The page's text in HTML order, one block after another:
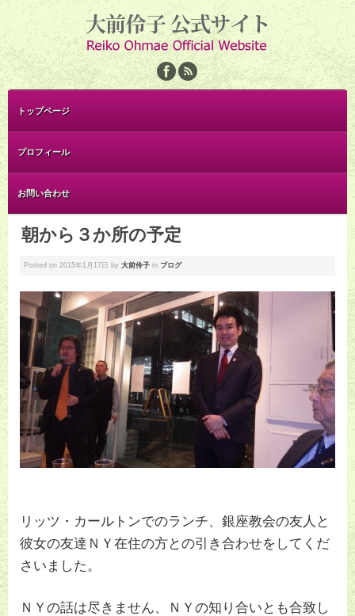
トップページ
プロフィール
お問い合わせ
朝から３か所の予定
Posted on 2015年1月17日 by 大前伶子 in ブログ
リッツ・カールトンでのランチ、銀座教会の友人と
彼女の友達ＮＹ在住の方との引き合わせをしてくだ
さいました。
ＮＹの話は尽きません、ＮＹの知り合いとも合致し